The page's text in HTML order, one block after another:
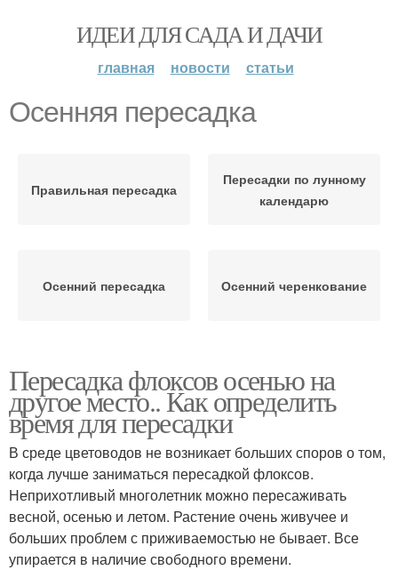
ИДЕИ ДЛЯ САДА И ДАЧИ
главная новости статьи
Осенняя пересадка
Правильная пересадка
Пересадки по лунному
календарю
Осенний пересадка Осенний черенкование
Пересадка флоксов осенью на
другое место.. Как определить
время для пересадки
В среде цветоводов не возникает больших споров о том,
когда лучше заниматься пересадкой флоксов.
Неприхотливый многолетник можно пересаживать
весной, осенью и летом. Растение очень живучее и
больших проблем с приживаемостью не бывает. Все
упирается в наличие свободного времени.